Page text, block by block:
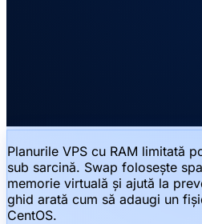
Planurile VPS cu RAM limitată
sub sarcină. Swap folosește
memorie virtuală și ajută la
ghid arată cum să adaugi un
CentOS.